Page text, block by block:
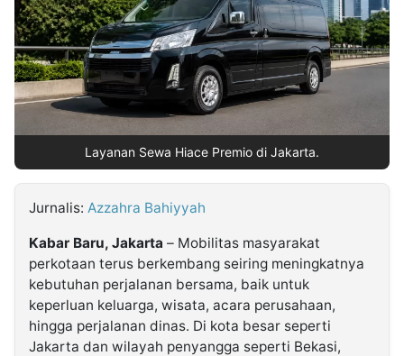
NTB
Time
IDN
Jogja
Rakyat
News
Notice
Baru
Follow
Kabarbaru
Kabarbaru.co
2026
Layanan Sewa Hiace Premio di Jakarta.
Jurnalis: Azzahra Bahiyyah
Kabar Baru, Jakarta – Mobilitas masyarakat
perkotaan terus berkembang seiring meningkatnya
kebutuhan perjalanan bersama, baik untuk
keperluan keluarga, wisata, acara perusahaan,
hingga perjalanan dinas. Di kota besar seperti
Jakarta dan wilayah penyangga seperti Bekasi,